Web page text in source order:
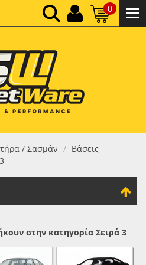
0
ΚΑΘΑΡΌ ΣΎΝΟΛΟ:
ΤΕΛΙΚΌ ΣΎΝΟΛΟ:0,00 €
/ Σασμάν / Βάσεις
στην κατηγορία Σειρά 3